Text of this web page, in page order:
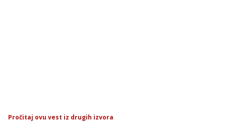
Pročitaj ovu vest iz drugih izvora